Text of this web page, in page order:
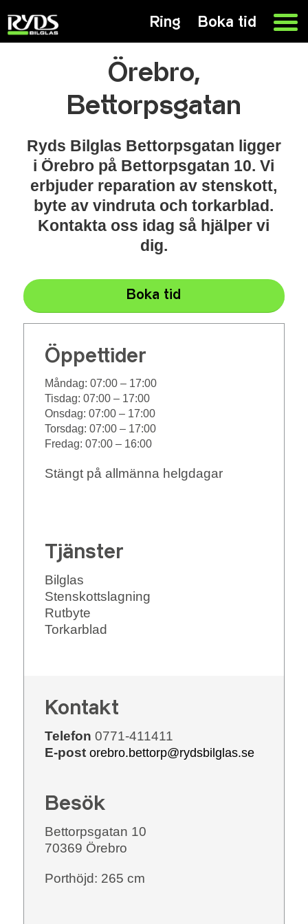
Ring Boka tid
Örebro,
Bettorpsgatan
Ryds Bilglas Bettorpsgatan ligger
i Örebro på Bettorpsgatan 10. Vi
erbjuder reparation av stenskott,
byte av vindruta och torkarblad.
Kontakta oss idag så hjälper vi
dig.
Boka tid
Öppettider
Måndag: 07:00 – 17:00
Tisdag: 07:00 – 17:00
Onsdag: 07:00 – 17:00
Torsdag: 07:00 – 17:00
Fredag: 07:00 – 16:00
Stängt på allmänna helgdagar
Tjänster
Bilglas
Stenskottslagning
Rutbyte
Torkarblad
Kontakt
Telefon 0771-411411
E-post orebro.bettorp@rydsbilglas.se
Besök
Bettorpsgatan 10
70369 Örebro
Porthöjd: 265 cm